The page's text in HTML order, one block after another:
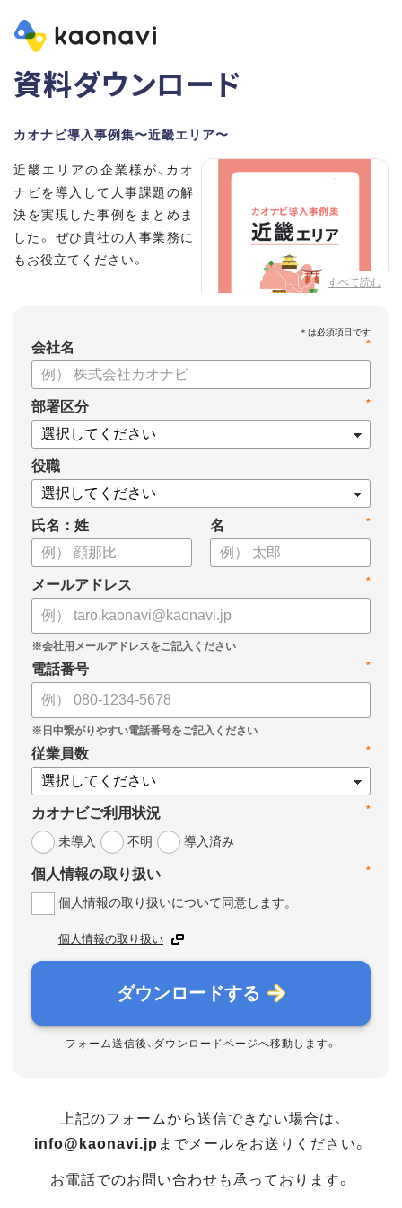
資料ダウンロード
カオナビ導入事例集〜近畿エリア〜
すべて読む
近畿エリアの企業様が、カオ
ナビを導入して人事課題の解
決を実現した事例をまとめま
した。 ぜひ貴社の人事業務に
もお役立てください。
*
会社名
*
部署区分
役職
氏名：姓 *
名
*
メールアドレス
*
電話番号
*
従業員数
*
カオナビご利用状況
未導入
不明 導入済み
*
個人情報の取り扱い
個人情報の取り扱いについて同意します。
個人情報の取り扱い
ダウンロードする
フォーム送信後、ダウンロードページへ移動します。
上記のフォームから送信できない場合は、
info@kaonavi.jp までメールをお送りください。
お電話でのお問い合わせも承っております。